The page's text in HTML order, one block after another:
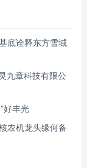
底诠释东方雪域
九章科技有限公
好丰光
农机龙头缘何备